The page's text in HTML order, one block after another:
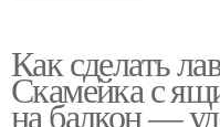
Как сделать
Скамейка с
на балкон —